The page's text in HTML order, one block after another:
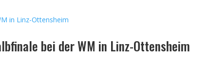
bei der WM in Linz-Ottensheim